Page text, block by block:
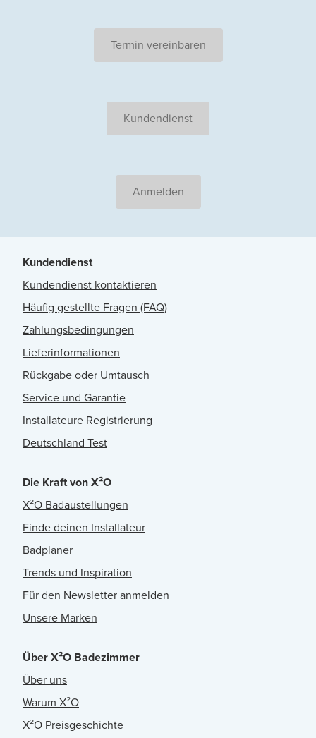
Termin vereinbaren
Kundendienst
Anmelden
Kundendienst
Kundendienst kontaktieren
Häufig gestellte Fragen (FAQ)
Zahlungsbedingungen
Lieferinformationen
Rückgabe oder Umtausch
Service und Garantie
Installateure Registrierung
Deutschland Test
Die Kraft von X²O
X²O Badaustellungen
Finde deinen Installateur
Badplaner
Trends und Inspiration
Für den Newsletter anmelden
Unsere Marken
Über X²O Badezimmer
Über uns
Warum X²O
X²O Preisgeschichte